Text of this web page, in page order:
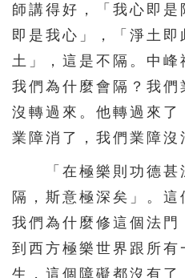
師講得好，「我心即
即是我心」，「淨土即
土」，這是不隔。中峰
我們為什麼會隔？我們
沒轉過來。他轉過來
業障消了，我們業障沒
「在極樂則功德甚
隔，斯意極深矣」。
我們為什麼修這個法門
到西方極樂世界跟所有
生，這個障礙都沒有